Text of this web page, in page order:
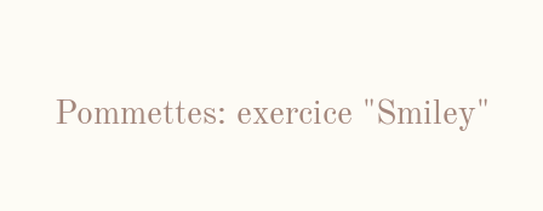
Pommettes: exercice "Smiley"